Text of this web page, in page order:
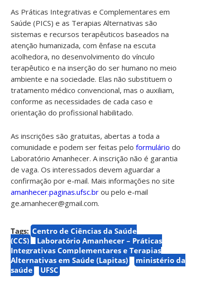
As Práticas Integrativas e Complementares em
Saúde (PICS) e as Terapias Alternativas são
sistemas e recursos terapêuticos baseados na
atenção humanizada, com ênfase na escuta
acolhedora, no desenvolvimento do vínculo
terapêutico e na inserção do ser humano no meio
ambiente e na sociedade. Elas não substituem o
tratamento médico convencional, mas o auxiliam,
conforme as necessidades de cada caso e
orientação do profissional habilitado.
As inscrições são gratuitas, abertas a toda a
comunidade e podem ser feitas peloformuláriodo
Laboratório Amanhecer. A inscrição não é garantia
de vaga. Os interessados devem aguardar a
confirmação por e-mail. Mais informações no site
amanhecer.paginas.ufsc.br ou pelo e-mail
ge.amanhecer@gmail.com.
Tags: Centro de Ciências da Saúde
(CCS)
Laboratório Amanhecer – Práticas
Integrativas Complementares e Terapias
Alternativas em Saúde (Lapitas)
ministério da
saúde
UFSC